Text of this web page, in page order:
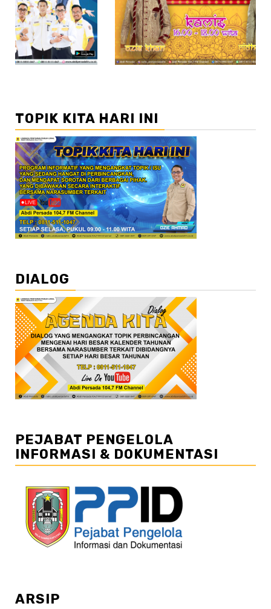
//2 //3
TOPIK KITA HARI INI
DIALOG
PEJABAT PENGELOLA
INFORMASI & DOKUMENTASI
ARSIP